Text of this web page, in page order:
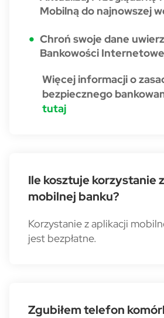
Mobilną do najnowszej
Chroń swoje dane
Bankowości
Więcej informacji o
bezpiecznego
tutaj
Ile kosztuje korzystanie
mobilnej banku?
Korzystanie z aplikacji
jest bezpłatne.
Zgubiłem telefon